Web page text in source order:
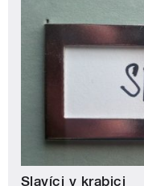
Slavíci v krabici